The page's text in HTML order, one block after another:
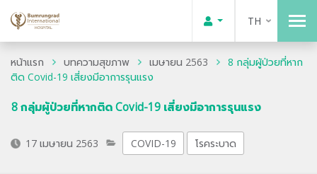
TH
หน้าแรก บทความสุขภาพ เมษายน 2563
8 กลุ่มผู้ป่วยที่หาก
ติด Covid-19 เสี่ยงมีอาการรุนแรง
8 กลุ่มผู้ป่วยที่หากติด Covid-19 เสี่ยงมีอาการรุนแรง
17 เมษายน 2563 COVID-19 โรคระบาด